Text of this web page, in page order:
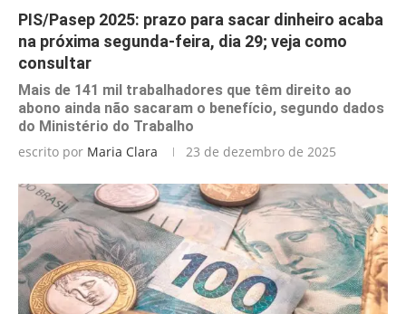
PIS/Pasep 2025: prazo para sacar dinheiro acaba
na próxima segunda-feira, dia 29; veja como
consultar
Mais de 141 mil trabalhadores que têm direito ao
abono ainda não sacaram o benefício, segundo dados
do Ministério do Trabalho
escrito por Maria Clara 23 de dezembro de 2025